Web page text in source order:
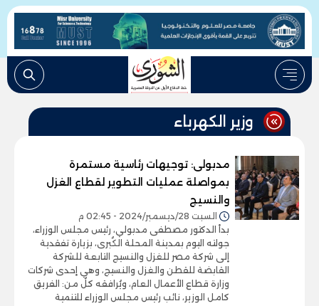
وزير الكهرباء
مدبولى: توجيهات رئاسية مستمرة
بمواصلة عمليات التطوير لقطاع الغزل
والنسيج
السبت 28/ديسمبر/2024 - 02:45 م
بدأ الدكتور مصطفى مدبولي، رئيس مجلس الوزراء،
جولته اليوم بمدينة المحلة الكُبرى، بزيارة تفقدية
إلى شركة مصر للغزل والنسيج التابعة للشركة
القابضة للقطن والغزل والنسيج، وهي إحدى شركات
وزارة قطاع الأعمال العام، ويُرافقه كلُ من: الفريق
كامل الوزير، نائب رئيس مجلس الوزراء للتنمية